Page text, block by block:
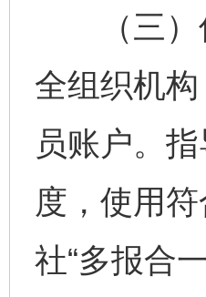
（三）促
全组织机
员账户。
度，使用
社“多报合